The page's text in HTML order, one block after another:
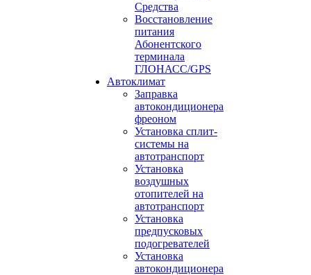
Средства
Восстановление
питания
Абонентского
терминала
ГЛОНАСС/GPS
Автоклимат
Заправка
автокондиционера
фреоном
Установка сплит-
системы на
автотранспорт
Установка
воздушных
отопителей на
автотранспорт
Установка
предпусковых
подогревателей
Установка
автокондиционера